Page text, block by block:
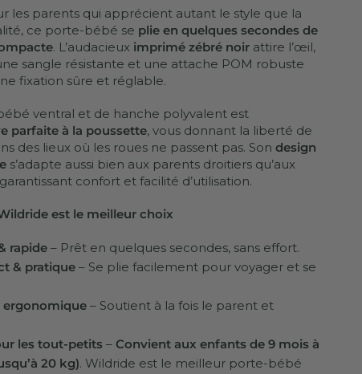
les parents qui apprécient autant le style que la
ce porte-bébé se plie en quelques secondes de
. L’audacieux imprimé zébré noir attire l’œil,
sangle résistante et une attache POM robuste
fixation sûre et réglable.
ventral et de hanche polyvalent est
parfaite à la poussette, vous donnant la liberté de
des lieux où les roues ne passent pas. Sondesign
s’adapte aussi bien aux parents droitiers qu’aux
confort et facilité d’utilisation.
est le meilleur choix
rapide – Prêt en quelques secondes, sans effort.
& pratique – Se plie facilement pour voyager et se
– Soutient à la fois le parent et
les tout-petits – Convient aux enfants de 9 mois à
20 kg). Wildride est le meilleur porte-bébé